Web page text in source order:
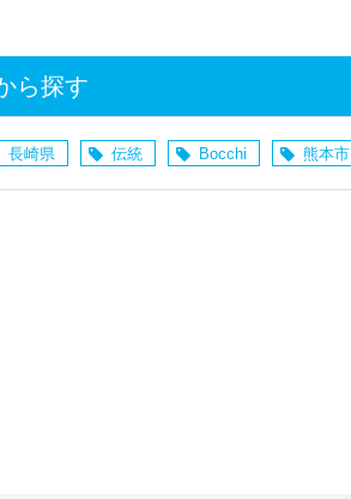
ら探す
長崎県 伝統 Bocchi 熊本市